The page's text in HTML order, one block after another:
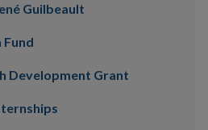
Guilbeault
Fund
Development Grant